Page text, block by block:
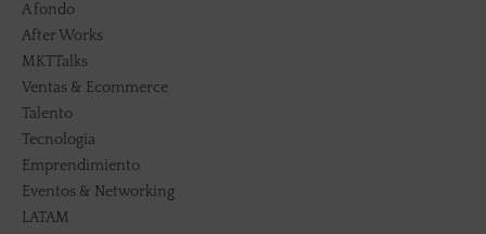
A fondo
After Works
MKTTalks
Ventas & Ecommerce
Talento
Tecnología
Emprendimiento
Eventos & Networking
LATAM